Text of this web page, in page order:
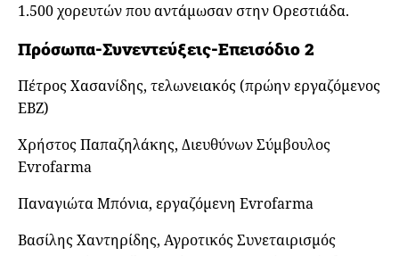
1.500 χορευτών που αντάμωσαν στην Ορεστιάδα.
Πρόσωπα-Συνεντεύξεις-Επεισόδιο 2
Πέτρος Χασανίδης, τελωνειακός (πρώην εργαζόμενος
ΕΒΖ)
Χρήστος Παπαζηλάκης, Διευθύνων Σύμβουλος
Evrofarma
Παναγιώτα Μπόνια, εργαζόμενη Evrofarma
Βασίλης Χαντηρίδης, Αγροτικός Συνεταιρισμός